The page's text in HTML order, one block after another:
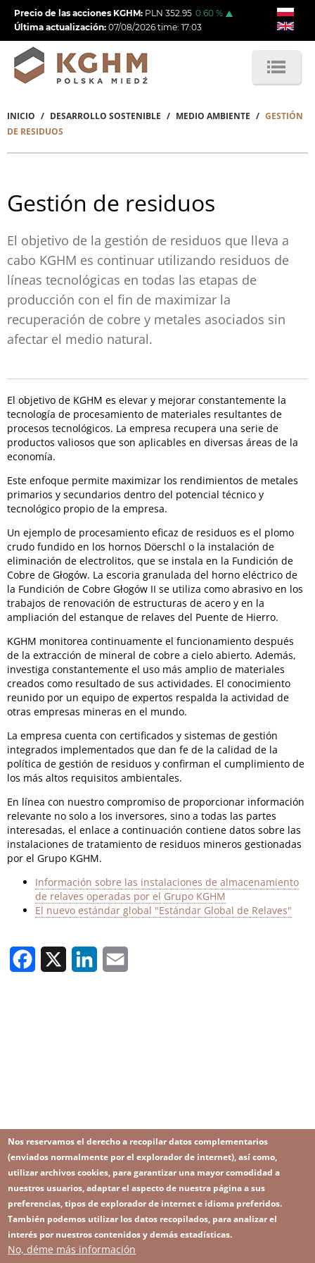
Pasar
contenido
principal
Precio de las acciones KGHM: PLN 352.95 0.60 %
Última actualización: 07/08/2026 time: 17:03
Sobrescribir
enlaces
ayuda
la
navegación
INICIO DESARROLLO SOSTENIBLE MEDIO AMBIENTE
GESTIÓN
DE RESIDUOS
Gestión de residuos
El objetivo de la gestión de residuos que lleva a
cabo KGHM es continuar utilizando residuos de
líneas tecnológicas en todas las etapas de
producción con el fin de maximizar la
recuperación de cobre y metales asociados sin
afectar el medio natural.
El objetivo de KGHM es elevar y mejorar constantemente la
tecnología de procesamiento de materiales resultantes de
procesos tecnológicos. La empresa recupera una serie de
productos valiosos que son aplicables en diversas áreas de la
economía.
Este enfoque permite maximizar los rendimientos de metales
primarios y secundarios dentro del potencial técnico y
tecnológico propio de la empresa.
Un ejemplo de procesamiento eficaz de residuos es el plomo
crudo fundido en los hornos Döerschl o la instalación de
eliminación de electrolitos, que se instala en la Fundición de
Cobre de Głogów. La escoria granulada del horno eléctrico de
la Fundición de Cobre Głogów II se utiliza como abrasivo en los
trabajos de renovación de estructuras de acero y en la
ampliación del estanque de relaves del Puente de Hierro.
KGHM monitorea continuamente el funcionamiento después
de la extracción de mineral de cobre a cielo abierto. Además,
investiga constantemente el uso más amplio de materiales
creados como resultado de sus actividades. El conocimiento
reunido por un equipo de expertos respalda la actividad de
otras empresas mineras en el mundo.
La empresa cuenta con certificados y sistemas de gestión
integrados implementados que dan fe de la calidad de la
política de gestión de residuos y confirman el cumplimiento de
los más altos requisitos ambientales.
En línea con nuestro compromiso de proporcionar información
relevante no solo a los inversores, sino a todas las partes
interesadas, el enlace a continuación contiene datos sobre las
instalaciones de tratamiento de residuos mineros gestionadas
por el Grupo KGHM.
Información sobre las instalaciones de almacenamiento
de relaves operadas por el Grupo KGHM
El nuevo estándar global "Estándar Global de Relaves"
Facebook LinkedIn
Nos reservamos el derecho a recopilar datos complementarios
(enviados normalmente por el explorador de internet), así como,
utilizar archivos cookies, para garantizar una mayor comodidad a
nuestros usuarios, adaptar el aspecto de nuestra página a sus
preferencias, tipos de explorador de internet e idioma preferidos.
También podemos utilizar los datos recopilados, para analizar el
interés por nuestros contenidos y demás estadísticas.
No, déme más información